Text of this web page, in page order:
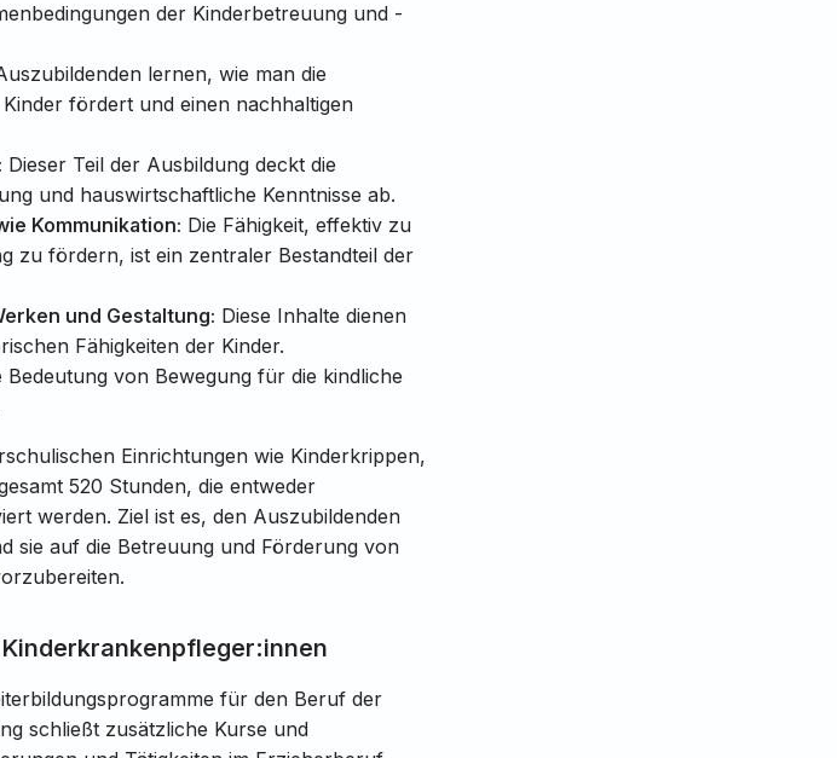
der Kinderbetreuung und -
lernen, wie man die
fördert und einen nachhaltigen
Dieser Teil der Ausbildung deckt die
und hauswirtschaftliche Kenntnisse ab.
Kommunikation: Die Fähigkeit, effektiv zu
zu fördern, ist ein zentraler Bestandteil der
und Gestaltung: Diese Inhalte dienen
Fähigkeiten der Kinder.
Bedeutung von Bewegung für die kindliche
Einrichtungen wie Kinderkrippen,
520 Stunden, die entweder
werden. Ziel ist es, den Auszubildenden
sie auf die Betreuung und Förderung von
für den Beruf der
schließt zusätzliche Kurse und